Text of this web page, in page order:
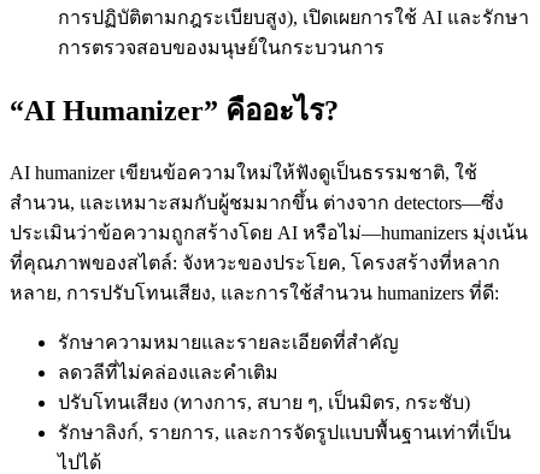
การปฏิบัติตามกฎระเบียบสูง), เปิดเผยการใช้ AI และรักษา
การตรวจสอบของมนุษย์ในกระบวนการ
“AI Humanizer” คืออะไร?
AI humanizer เขียนข้อความใหม่ให้ฟังดูเป็นธรรมชาติ, ใช้
สำนวน, และเหมาะสมกับผู้ชมมากขึ้น ต่างจาก detectors—ซึ่ง
ประเมินว่าข้อความถูกสร้างโดย AI หรือไม่—humanizers มุ่งเน้น
ที่คุณภาพของสไตล์: จังหวะของประโยค, โครงสร้างที่หลาก
หลาย, การปรับโทนเสียง, และการใช้สำนวน humanizers ที่ดี:
รักษาความหมายและรายละเอียดที่สำคัญ
ลดวลีที่ไม่คล่องและคำเติม
ปรับโทนเสียง (ทางการ, สบาย ๆ, เป็นมิตร, กระชับ)
รักษาลิงก์, รายการ, และการจัดรูปแบบพื้นฐานเท่าที่เป็น
ไปได้